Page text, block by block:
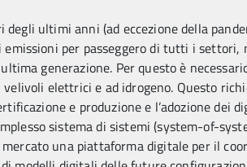
degli ultimi anni (ad eccezione della
per passeggero di tutti i settori,
generazione. Per questo è
elettrici e ad idrogeno. Questo
e produzione e l’adozione dei
sistema di sistemi (system-of-
una piattaforma digitale per il